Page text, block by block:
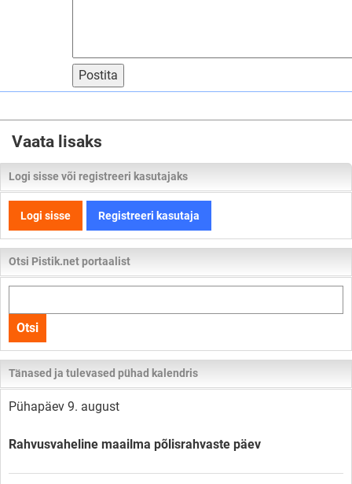
Postita
Vaata lisaks
Logi sisse või registreeri kasutajaks
Logi sisse Registreeri kasutaja
Otsi Pistik.net portaalist
kogu
lehelt
Otsi
Tänased ja tulevased pühad kalendris
Pühapäev 9. august
Rahvusvaheline maailma põlisrahvaste päev